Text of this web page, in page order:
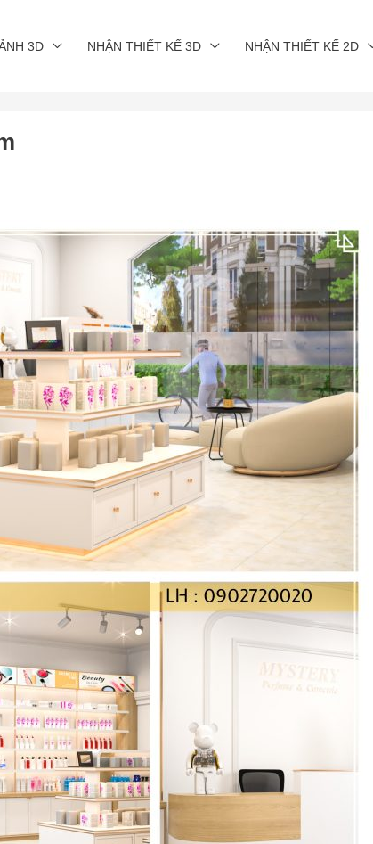
3D NHẬN THIẾT KẾ 3D NHẬN THIẾT KẾ 2D